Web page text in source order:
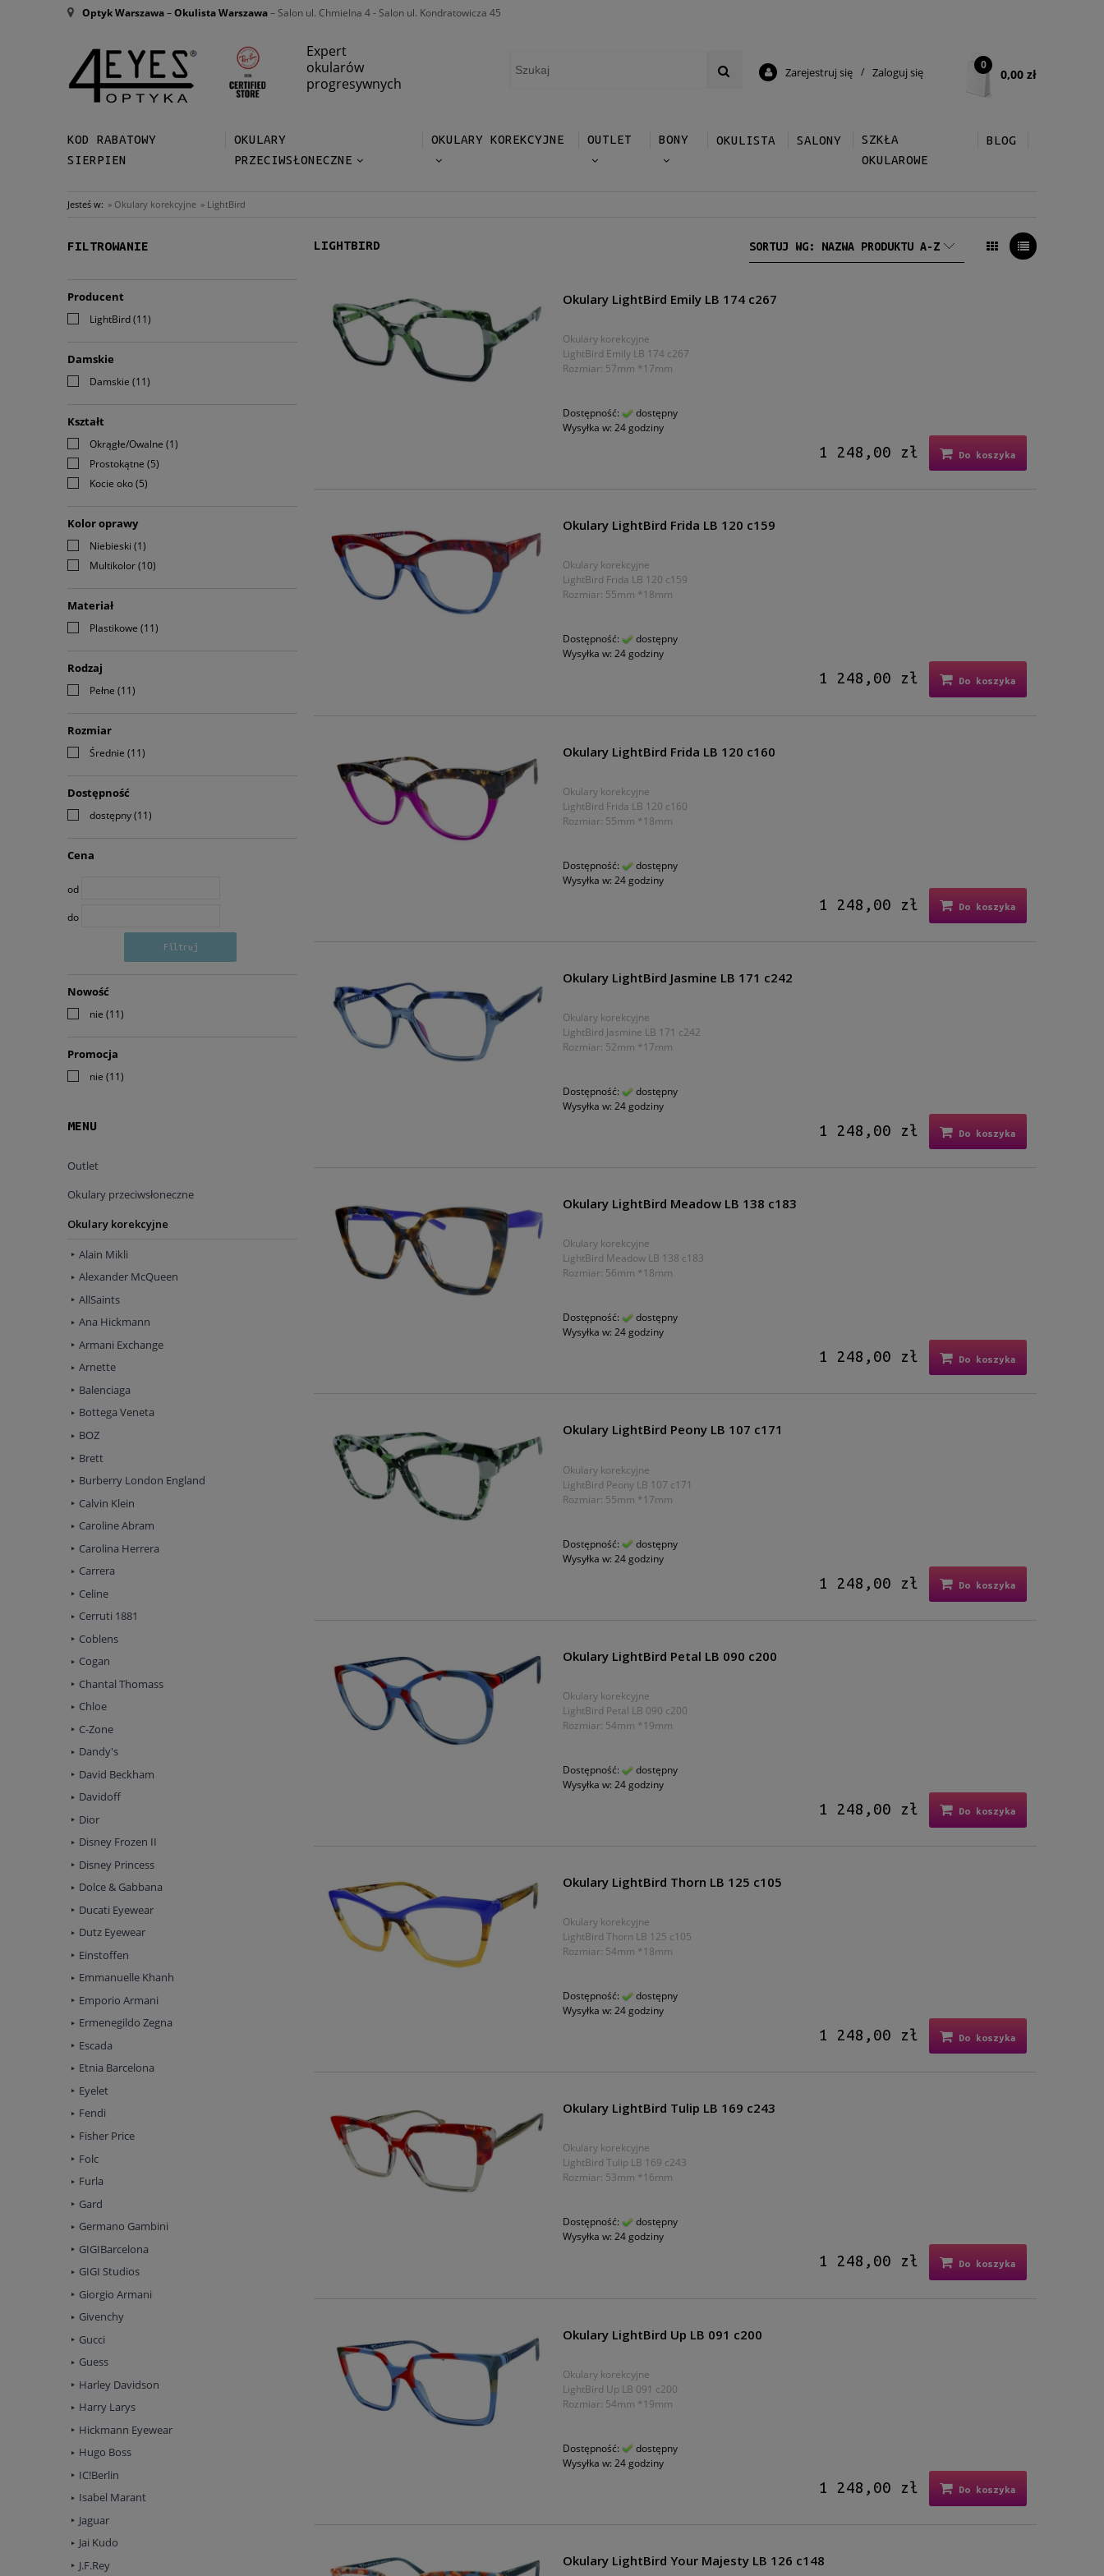
Optyk Warszawa–Okulista Warszawa– Salon ul. Chmielna 4 - Salon ul. Kondratowicza 45
Expert
okularów
progresywnych
0,00 zł
0
Zarejestruj się / Zaloguj się
KOD RABATOWY
SIERPIEN
OKULARY
PRZECIWSŁONECZNE
OKULARY KOREKCYJNE OUTLET BONY OKULISTA SALONY
SZKŁA
OKULAROWE
BLOG
Jesteś w: » Okulary korekcyjne » LightBird
FILTROWANIE
Producent
LightBird(11)
Damskie
Damskie (11)
Kształt
Okrągłe/Owalne (1)
Prostokątne (5)
Kocie oko(5)
Kolor oprawy
Niebieski (1)
Multikolor(10)
Materiał
Plastikowe (11)
Rodzaj
Pełne (11)
Rozmiar
Średnie (11)
Dostępność
dostępny(11)
Cena
od
do
Filtruj
Nowość
nie (11)
Promocja
nie (11)
MENU
Outlet
Okulary przeciwsłoneczne
Okulary korekcyjne
Alain Mikli
Alexander McQueen
AllSaints
Ana Hickmann
Armani Exchange
Arnette
Balenciaga
Bottega Veneta
BOZ
Brett
Burberry London England
Calvin Klein
Caroline Abram
Carolina Herrera
Carrera
Celine
Cerruti 1881
Coblens
Cogan
Chantal Thomass
Chloe
C-Zone
Dandy's
David Beckham
Davidoff
Dior
Disney Frozen II
Disney Princess
Dolce & Gabbana
Ducati Eyewear
Dutz Eyewear
Einstoffen
Emmanuelle Khanh
Emporio Armani
Ermenegildo Zegna
Escada
Etnia Barcelona
Eyelet
Fendi
Fisher Price
Folc
Furla
Gard
Germano Gambini
GIGIBarcelona
GIGI Studios
Giorgio Armani
Givenchy
Gucci
Guess
Harley Davidson
Harry Larys
Hickmann Eyewear
Hugo Boss
IC!Berlin
Isabel Marant
Jaguar
Jai Kudo
J.F.Rey
LIGHTBIRD SORTUJ WG: NAZWA PRODUKTU A-Z
Okulary LightBird Emily LB 174 c267
Okulary korekcyjne
LightBird Emily LB 174 c267
Rozmiar: 57mm *17mm
Dostępność:
dostępny
Wysyłka w: 24 godziny
1 248,00 zł Do koszyka
Okulary LightBird Frida LB 120 c159
Okulary korekcyjne
LightBird Frida LB 120 c159
Rozmiar: 55mm *18mm
Dostępność:
dostępny
Wysyłka w: 24 godziny
1 248,00 zł Do koszyka
Okulary LightBird Frida LB 120 c160
Okulary korekcyjne
LightBird Frida LB 120 c160
Rozmiar: 55mm *18mm
Dostępność:
dostępny
Wysyłka w: 24 godziny
1 248,00 zł Do koszyka
Okulary LightBird Jasmine LB 171 c242
Okulary korekcyjne
LightBird Jasmine LB 171 c242
Rozmiar: 52mm *17mm
Dostępność:
dostępny
Wysyłka w: 24 godziny
1 248,00 zł Do koszyka
Okulary LightBird Meadow LB 138 c183
Okulary korekcyjne
LightBird Meadow LB 138 c183
Rozmiar: 56mm *18mm
Dostępność:
dostępny
Wysyłka w: 24 godziny
1 248,00 zł Do koszyka
Okulary LightBird Peony LB 107 c171
Okulary korekcyjne
LightBird Peony LB 107 c171
Rozmiar: 55mm *17mm
Dostępność:
dostępny
Wysyłka w: 24 godziny
1 248,00 zł Do koszyka
Okulary LightBird Petal LB 090 c200
Okulary korekcyjne
LightBird Petal LB 090 c200
Rozmiar: 54mm *19mm
Dostępność:
dostępny
Wysyłka w: 24 godziny
1 248,00 zł Do koszyka
Okulary LightBird Thorn LB 125 c105
Okulary korekcyjne
LightBird Thorn LB 125 c105
Rozmiar: 54mm *18mm
Dostępność:
dostępny
Wysyłka w: 24 godziny
1 248,00 zł Do koszyka
Okulary LightBird Tulip LB 169 c243
Okulary korekcyjne
LightBird Tulip LB 169 c243
Rozmiar: 53mm *16mm
Dostępność:
dostępny
Wysyłka w: 24 godziny
1 248,00 zł Do koszyka
Okulary LightBird Up LB 091 c200
Okulary korekcyjne
LightBird Up LB 091 c200
Rozmiar: 54mm *19mm
Dostępność:
dostępny
Wysyłka w: 24 godziny
1 248,00 zł Do koszyka
Okulary LightBird Your Majesty LB 126 c148